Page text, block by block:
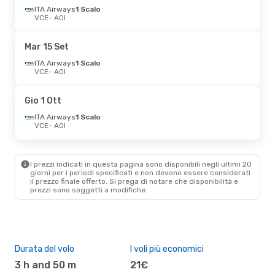
Ven 11 Set- Lun 14 Set
Danish Air Transport
1 Scalo
AOI - VCE
ITA Airways
VCE- AOI
Danish Air Transport
Mer 23 Set- Gio 24 Set
ITA Airways1 Scalo
VCE- AOI
Danish Air Transport
ITA Airways1 Scalo
VCE- AOI
Mar 15 Set
ITA Airways1 Scalo
VCE- AOI
Gio 1 Ott
ITA Airways1 Scalo
VCE- AOI
I prezzi indicati in questa pagina sono disponibili negli ultimi 20
giorni per i periodi specificati e non devono essere considerati
il ​​prezzo finale offerto. Si prega di notare che disponibilità e
prezzi sono soggetti a modifiche.
Durata del volo
3 h and 50 m
I voli più economici
21€